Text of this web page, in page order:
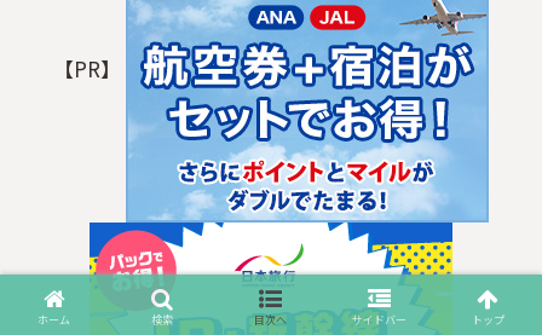
【PR】
ホーム 検索 目次へ サイドバー トップ